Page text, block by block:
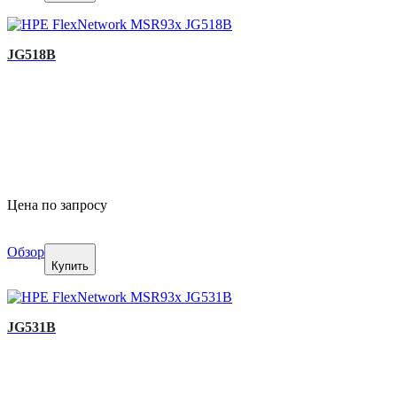
JG518B
Цена по запросу
Обзор
Купить
JG531B